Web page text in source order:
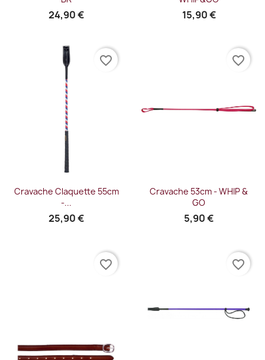
24,90 € 15,90 €
Cravache Claquette 55cm
-...
25,90 €
favorite_border
Cravache 53cm - WHIP &
GO
5,90 €
favorite_border
favorite_border favorite_border